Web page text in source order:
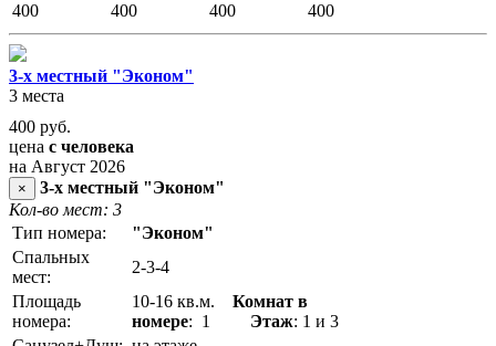
400
400 400 400
3-х местный "Эконом"
3 места
400 руб.
цена с человека
на Август 2026
×
3-х местный "Эконом"
Кол-во мест: 3
Тип номера:
"Эконом"
Спальных
мест:
2-3-4
Площадь
номера:
10-16 кв.м. Комнат в
номере: 1 Этаж: 1 и 3